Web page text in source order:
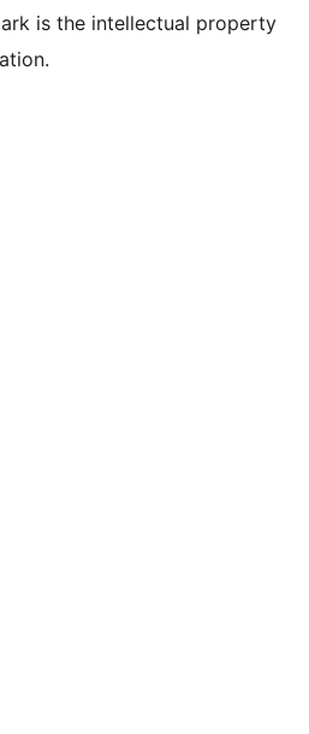
is the intellectual property